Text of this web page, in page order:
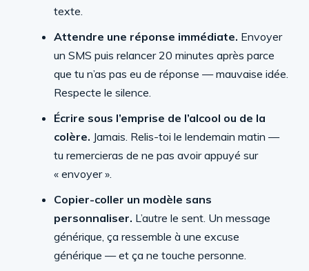
texte.
Attendre une réponse immédiate. Envoyer
un SMS puis relancer 20 minutes après parce
que tu n’as pas eu de réponse — mauvaise idée.
Respecte le silence.
Écrire sous l’emprise de l’alcool ou de la
colère. Jamais. Relis-toi le lendemain matin —
tu remercieras de ne pas avoir appuyé sur
« envoyer ».
Copier-coller un modèle sans
personnaliser. L’autre le sent. Un message
générique, ça ressemble à une excuse
générique — et ça ne touche personne.